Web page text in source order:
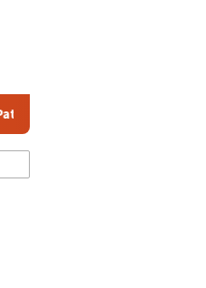
dan Sosialisasi Layanan 110